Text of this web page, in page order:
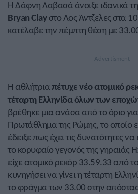
Η Δάφνη Λαβασά άνοιξε ιδανικά τη
Bryan Clayστο Λος Άντζελες στα
κατέλαβε την πέμπτη θέση με
Η αθλήτριαπέτυχε νέο ατομικό
τέταρτη Ελληνίδα όλων των
βρέθηκε μια ανάσα από το όριο
Πρωτάθλημα της Ρώμης, το οποίο
έδειξε πως έχει τις δυνατότητες
το κορυφαίο γεγονός της
είχε ατομικό ρεκόρ 33.59.33 από
κυνηγήσει να γίνει η τέταρτη
το φράγμα των 33.00 στην